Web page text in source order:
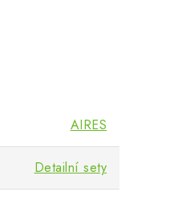
AIRES
Detailní sety